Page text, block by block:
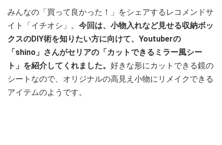
みんなの「買って良かった！」をシェアするレコメンドサ
イト「イチオシ」。 今回は、小物入れなど見せる収納ボッ
クスのDIY術を知りたい方に向けて、Youtuberの
「shino」さんがセリアの「カットできるミラー風シー
ト」を紹介してくれました。 好きな形にカットできる鏡の
シートなので、オリジナルの高見え小物にリメイクできる
アイテムのようです。